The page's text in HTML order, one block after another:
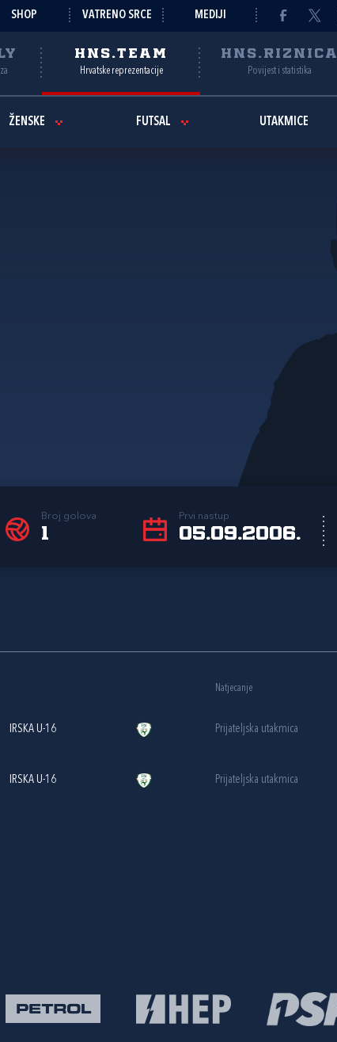
SHOP VATRENO SRCE MEDIJI
HNS.TEAM
Hrvatske reprezentacije
HNS.RIZNICA
Povijest i statistika
ŽENSKE FUTSAL UTAKMICE
Broj golova
1
Prvi nastup
05.09.2006.
Natjecanje
IRSKA U-16 Prijateljska utakmica
IRSKA U-16 Prijateljska utakmica